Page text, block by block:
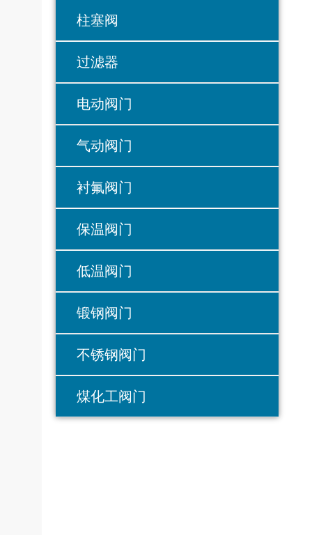
柱塞阀
过滤器
电动阀门
气动阀门
衬氟阀门
保温阀门
低温阀门
锻钢阀门
不锈钢阀门
煤化工阀门